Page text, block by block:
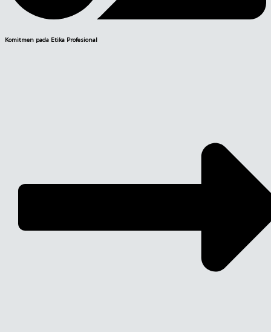
Komitmen pada Etika Profesional